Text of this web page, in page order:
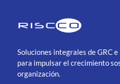
Soluciones integrales de GRC
para impulsar el crecimiento
organización.